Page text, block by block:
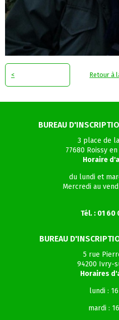
< Retour à
BUREAU
3 place de
77680 Roissy
Horaire
du lundi et
Mercredi au
Tél. : 01 60
BUREAU
5 rue
94200 Ivry-
Horaires
lundi :
mardi :